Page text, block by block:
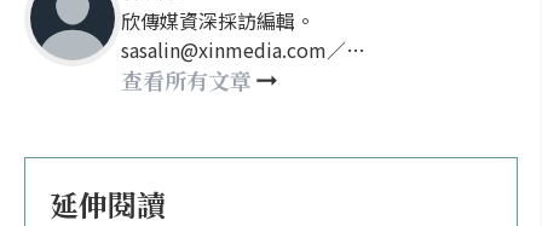
欣傳媒資深採訪編輯。
sasalin@xinmedia.com／
happy21917@gmail.com
查看所有文章
延伸閱讀